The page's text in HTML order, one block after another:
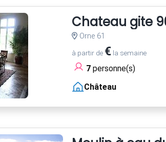
Chateau gite
Orne 61
à partir de €la semaine
7personne(s)
Château